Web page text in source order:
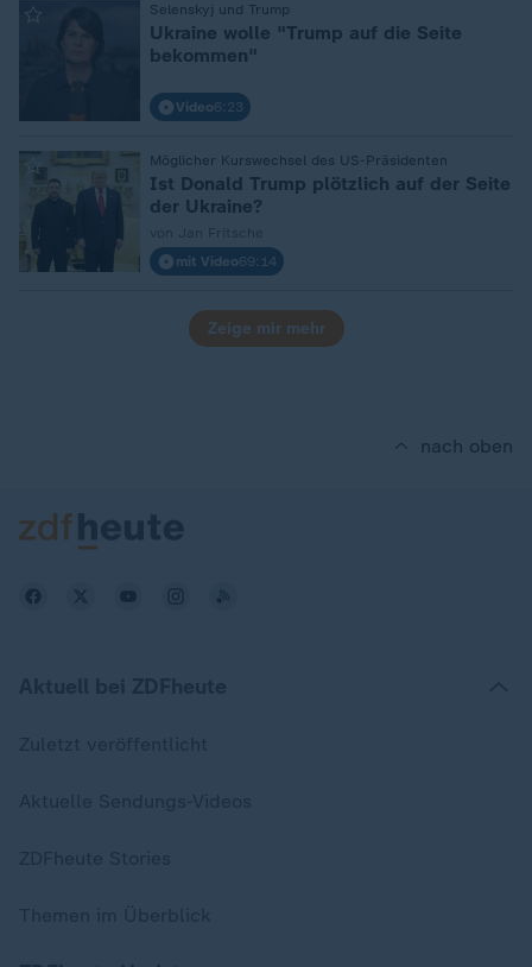
Selenskyj und Trump
:
Ukraine wolle "Trump auf die Seite
bekommen"
Video6:23
Möglicher Kurswechsel des US-Präsidenten
:
Ist Donald Trump plötzlich auf der Seite
der Ukraine?
mit Video69:14
Zeige mir mehr
nach oben